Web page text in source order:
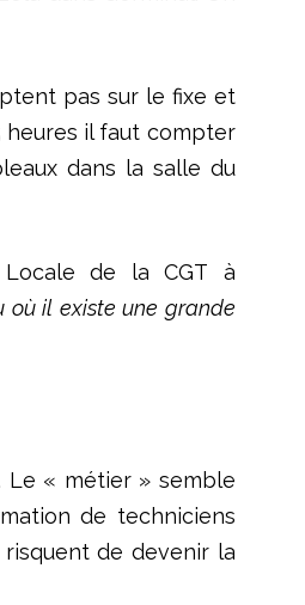
pas sur le fixe et
heures il faut compter
dans la salle du
de la CGT à
où il existe une grande
Le « métier » semble
de techniciens
de devenir la